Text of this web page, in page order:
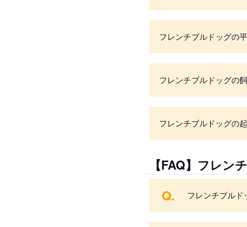
フレンチブルドッグの
フレンチブルドッグの
フレンチブルドッグの
【FAQ】フレン
Q. フレンチブルド